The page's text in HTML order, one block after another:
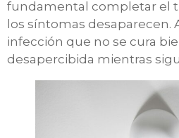
fundamental completar el
los síntomas desaparecen.
infección que no se cura
desapercibida mientras